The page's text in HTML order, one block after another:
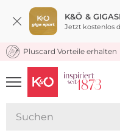
K&Ö &
Jetzt kostenlos
KOSTENLOSER
Pluscard Vorteile erhalten
UNSERE APP
CLICK &
Limited Edition